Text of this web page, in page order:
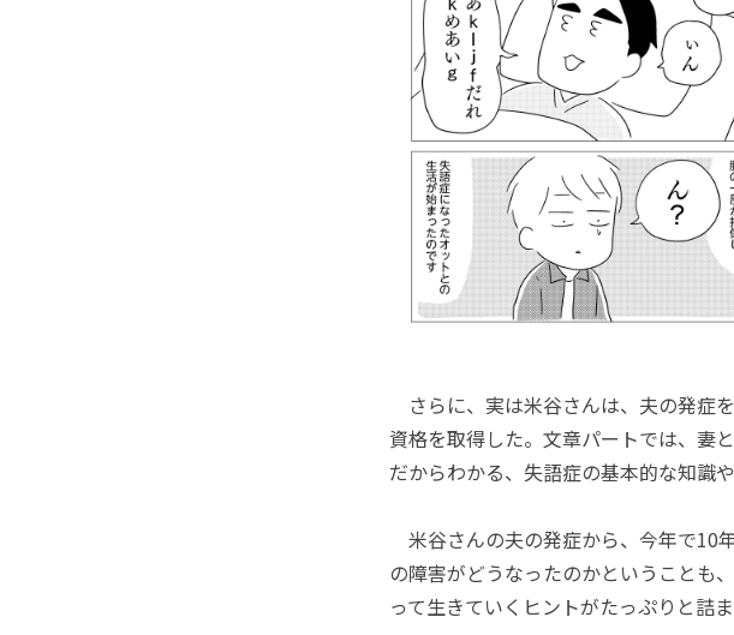
さらに、実は米谷さんは、夫の発症
資格を取得した。文章パートでは、妻
だからわかる、失語症の基本的な知識
米谷さんの夫の発症から、今年で10
の障害がどうなったのかということも
って生きていくヒントがたっぷりと詰ま